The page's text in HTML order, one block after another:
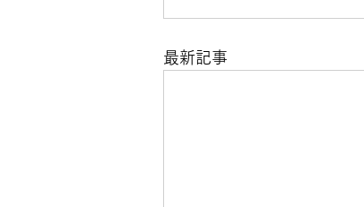
最新記事